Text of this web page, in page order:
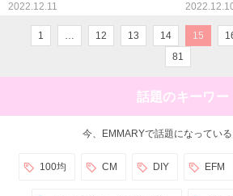
2022.12.11
1 … 12 13 14 15
81
話題のキーワー
今、EMMARYで話題になってい
100均 CM DIY EFM